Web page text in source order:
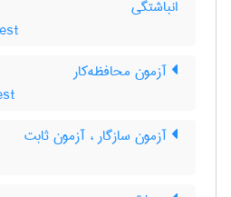
انباشتگی
آزمون محافظه‌کار
آزمون سازگار ، آزمون ثابت